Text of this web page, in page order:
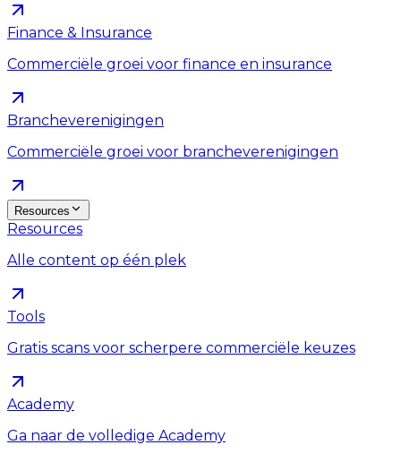
Finance & Insurance
Commerciële groei voor finance en insurance
Brancheverenigingen
Commerciële groei voor brancheverenigingen
Resources
Resources
Alle content op één plek
Tools
Gratis scans voor scherpere commerciële keuzes
Academy
Ga naar de volledige Academy